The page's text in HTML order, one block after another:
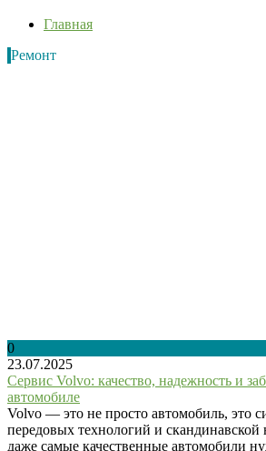
Главная
Ремонт
0
23.07.2025
Сервис Volvo: качество, надежность и
автомобиле
Volvo — это не просто автомобиль, это
передовых технологий и
даже самые качественные автомобили